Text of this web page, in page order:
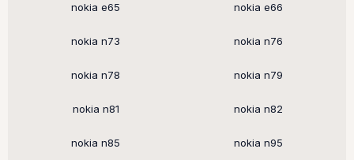
nokia e65 nokia e66
nokia n73 nokia n76
nokia n78 nokia n79
nokia n81 nokia n82
nokia n85 nokia n95